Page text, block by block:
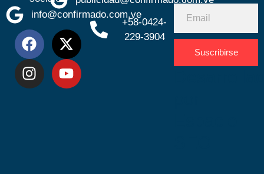
info@confirmado.com.ve
+58-0424-
229-3904
Suscribirse